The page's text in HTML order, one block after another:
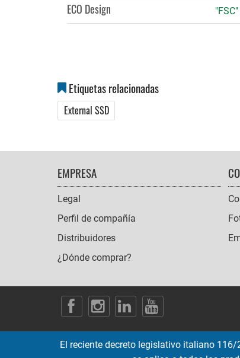
ECO Design
Etiquetas relacionadas
External SSD
FOOTER
NAVIGATION
EMPRESA
Legal
Perfil de compañía
Distribuidores
¿Dónde comprar?
SOCIAL
ICONS
El reciente decreto legislativo italiano